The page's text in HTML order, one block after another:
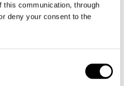
this communication, through
deny your consent to the